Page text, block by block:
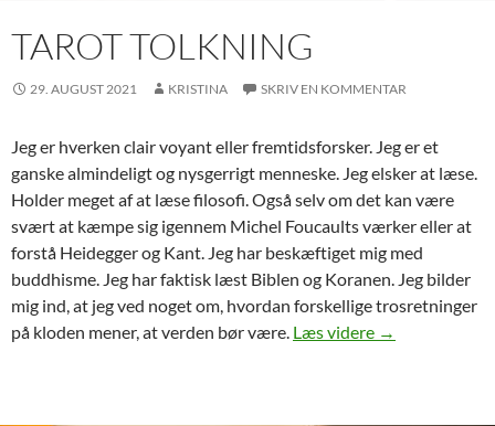
TAROT TOLKNING
29. AUGUST 2021 KRISTINA SKRIV EN KOMMENTAR
Jeg er hverken clair voyant eller fremtidsforsker. Jeg er et
ganske almindeligt og nysgerrigt menneske. Jeg elsker at læse.
Holder meget af at læse filosofi. Også selv om det kan være
svært at kæmpe sig igennem Michel Foucaults værker eller at
forstå Heidegger og Kant. Jeg har beskæftiget mig med
buddhisme. Jeg har faktisk læst Biblen og Koranen. Jeg bilder
mig ind, at jeg ved noget om, hvordan forskellige trosretninger
på kloden mener, at verden bør være. Læs videre Tarot tolkning
→